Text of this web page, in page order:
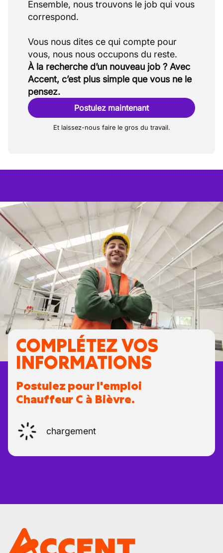
Ensemble, nous trouvons le job qui vous
correspond.
Vous nous dites ce qui compte pour
À la recherche d’un nouveau job ? Avec
Accent, c’est plus simple que vous ne le
pensez.
Postulez maintenant
Et laissez-nous faire le gros du travail.
COMPLÉTEZ VOS
INFORMATIONS
Postulez pour l'emploi
Chauffeur C à Bièvre.
chargement